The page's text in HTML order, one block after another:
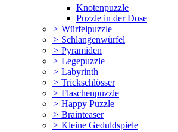
Knotenpuzzle
Puzzle in der Dose
> Würfelpuzzle
> Schlangenwürfel
> Pyramiden
> Legepuzzle
> Labyrinth
> Trickschlösser
> Flaschenpuzzle
> Happy Puzzle
> Brainteaser
> Kleine Geduldspiele